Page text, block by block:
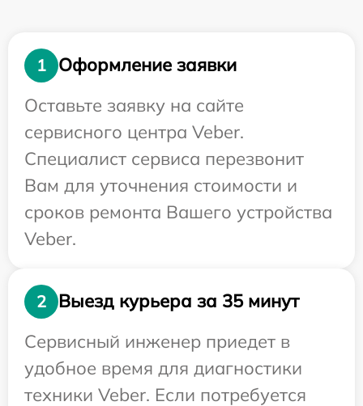
1
Оформление заявки
Оставьте заявку на сайте
сервисного центра Veber.
Специалист сервиса перезвонит
Вам для уточнения стоимости и
сроков ремонта Вашего устройства
Veber.
2
Выезд курьера за 35 минут
Сервисный инженер приедет в
удобное время для диагностики
техники Veber. Если потребуется